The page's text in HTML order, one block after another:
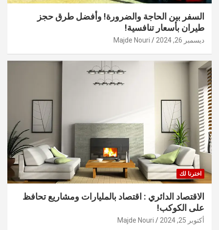
السفر بين الحاجة والضرورة! وأفضل طرق حجز
طيران بأسعار تنافسية!
ديسمبر 26, 2024 Majde Nouri
اخترنا لك
الاقتصاد الدائري : اقتصاد بالمليارات ومشاريع تحافظ
على الكوكب!
أكتوبر 25, 2024 Majde Nouri